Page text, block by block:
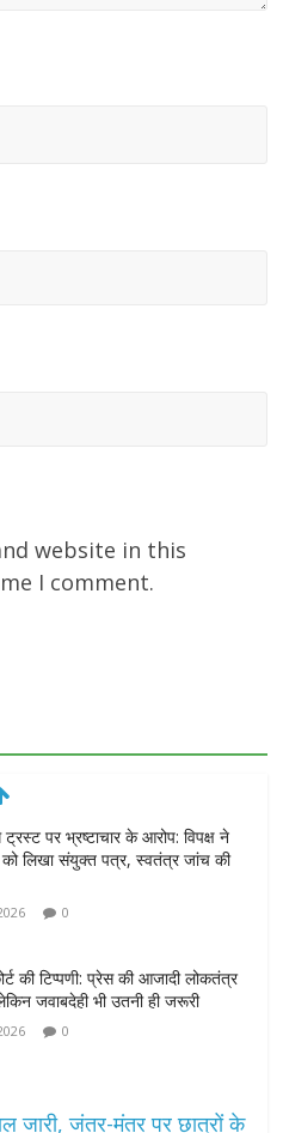
website in this
I comment.
ट्रस्ट पर भ्रष्टाचार के आरोप: विपक्ष ने
को लिखा संयुक्त पत्र, स्वतंत्र जांच की
0
की टिप्पणी: प्रेस की आजादी लोकतंत्र
जवाबदेही भी उतनी ही जरूरी
0